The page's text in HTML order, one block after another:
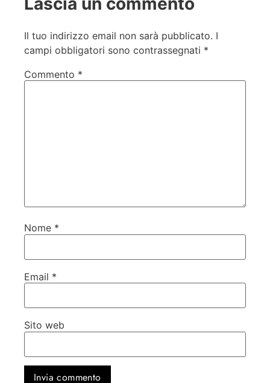
Il tuo indirizzo email non sarà pubblicato. I
campi obbligatori sono contrassegnati *
Commento *
Nome *
Email *
Sito web